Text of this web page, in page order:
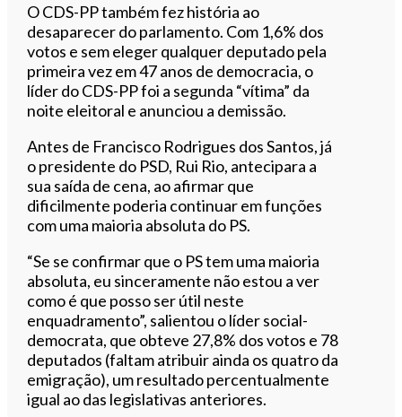
O CDS-PP também fez história ao
desaparecer do parlamento. Com 1,6% dos
votos e sem eleger qualquer deputado pela
primeira vez em 47 anos de democracia, o
líder do CDS-PP foi a segunda “vítima” da
noite eleitoral e anunciou a demissão.
Antes de Francisco Rodrigues dos Santos, já
o presidente do PSD, Rui Rio, antecipara a
sua saída de cena, ao afirmar que
dificilmente poderia continuar em funções
com uma maioria absoluta do PS.
“Se se confirmar que o PS tem uma maioria
absoluta, eu sinceramente não estou a ver
como é que posso ser útil neste
enquadramento”, salientou o líder social-
democrata, que obteve 27,8% dos votos e 78
deputados (faltam atribuir ainda os quatro da
emigração), um resultado percentualmente
igual ao das legislativas anteriores.